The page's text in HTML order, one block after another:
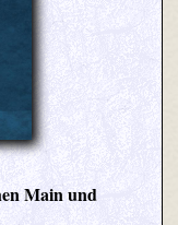
Main und